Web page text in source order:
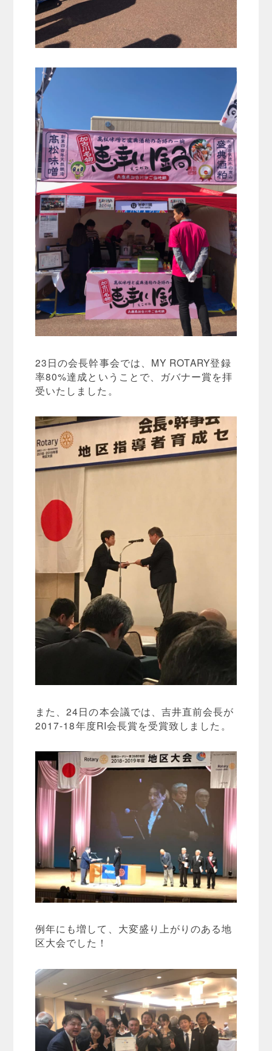
23日の会長幹事会では、MY ROTARY登録
率80%達成ということで、ガバナー賞を拝
受いたしました。
また、24日の本会議では、吉井直前会長が
2017-18年度RI会長賞を受賞致しました。
例年にも増して、大変盛り上がりのある地
区大会でした！